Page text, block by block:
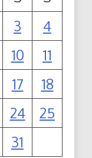
3
4
10
11
17
18
24
25
31